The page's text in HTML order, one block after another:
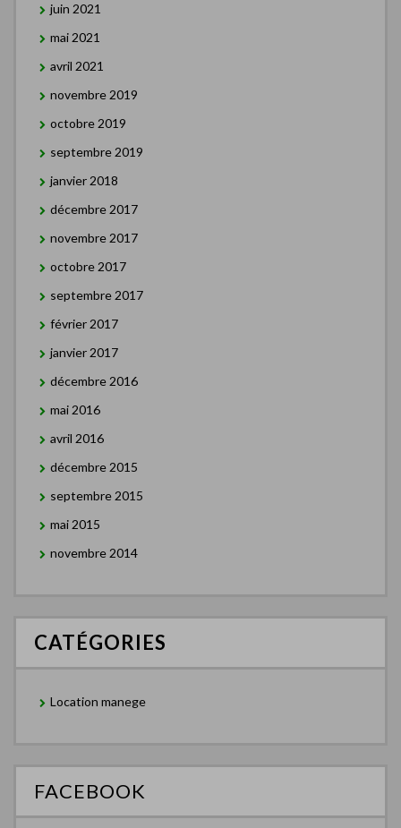
juin 2021
mai 2021
avril 2021
novembre 2019
octobre 2019
septembre 2019
janvier 2018
décembre 2017
novembre 2017
octobre 2017
septembre 2017
février 2017
janvier 2017
décembre 2016
mai 2016
avril 2016
décembre 2015
septembre 2015
mai 2015
novembre 2014
CATÉGORIES
Location manege
FACEBOOK